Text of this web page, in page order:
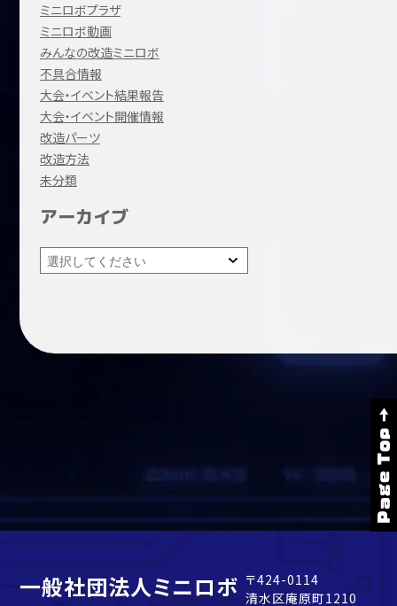
ミニロボプラザ
ミニロボ動画
みんなの改造ミニロボ
不具合情報
大会・イベント結果報告
大会・イベント開催情報
改造パーツ
改造方法
未分類
アーカイブ
Page Top →
一般社団法人ミニロボ 〒424-0114
清水区庵原町1210